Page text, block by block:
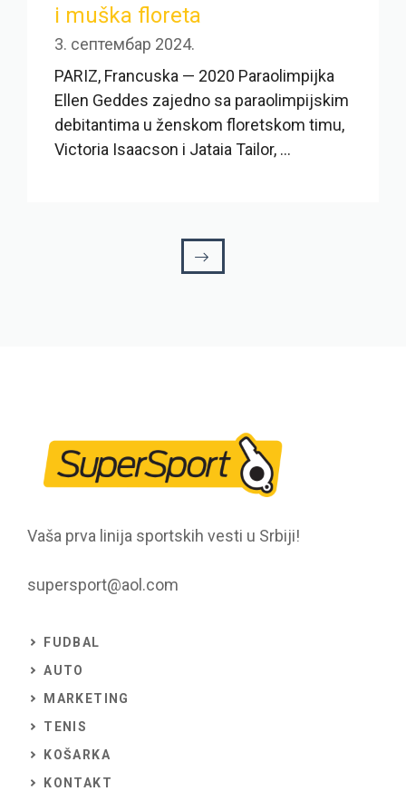
i muška floreta
3. септембар 2024.
PARIZ, Francuska — 2020 Paraolimpijka
Ellen Geddes zajedno sa paraolimpijskim
debitantima u ženskom floretskom timu,
Victoria Isaacson i Jataia Tailor, ...
Vaša prva linija sportskih vesti u Srbiji!
supersport@aol.com
FUDBAL
AUTO
MARKETING
TENIS
KOŠARKA
KONTAKT